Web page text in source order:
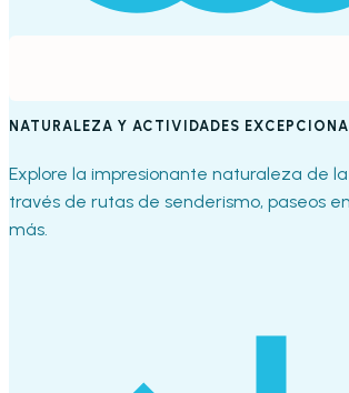
NATURALEZA Y ACTIVIDADES
Explore la impresionante naturaleza de
través de rutas de senderismo, paseos
más.